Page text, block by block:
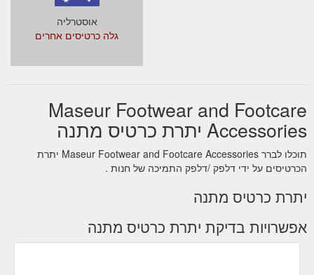
אוסטרליה
גלה כרטיסים אחרים
Maseur Footwear and Footcare
Accessories יתרת כרטיס מתנה
תוכלו לברר Maseur Footwear and Footcare Accessories יתרת
הכרטיסים על ידי דלפק /דלפק התמיכה של חנות .
יתרת כרטיס מתנה
אפשרויות בדיקת יתרת כרטיס מתנה